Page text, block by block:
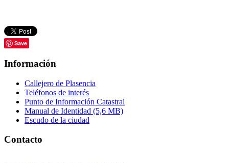
Save
Información
Callejero de Plasencia
Teléfonos de interés
Punto de Información Catastral
Manual de Identidad (5,6 MB)
Escudo de la ciudad
Contacto